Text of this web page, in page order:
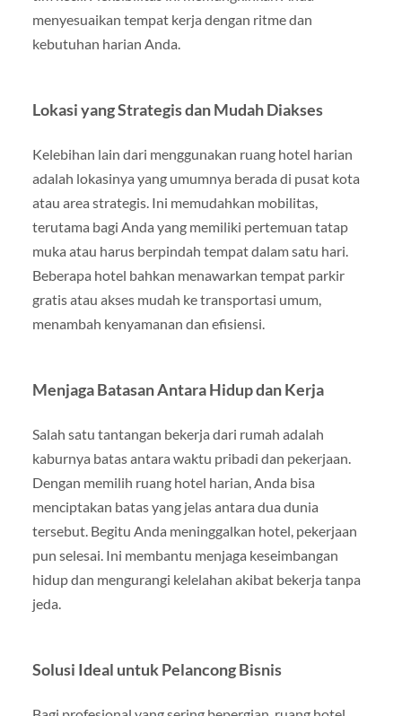
menyesuaikan tempat kerja dengan ritme dan
kebutuhan harian Anda.
Lokasi yang Strategis dan Mudah Diakses
Kelebihan lain dari menggunakan ruang hotel harian
adalah lokasinya yang umumnya berada di pusat kota
atau area strategis. Ini memudahkan mobilitas,
terutama bagi Anda yang memiliki pertemuan tatap
muka atau harus berpindah tempat dalam satu hari.
Beberapa hotel bahkan menawarkan tempat parkir
gratis atau akses mudah ke transportasi umum,
menambah kenyamanan dan efisiensi.
Menjaga Batasan Antara Hidup dan Kerja
Salah satu tantangan bekerja dari rumah adalah
kaburnya batas antara waktu pribadi dan pekerjaan.
Dengan memilih ruang hotel harian, Anda bisa
menciptakan batas yang jelas antara dua dunia
tersebut. Begitu Anda meninggalkan hotel, pekerjaan
pun selesai. Ini membantu menjaga keseimbangan
hidup dan mengurangi kelelahan akibat bekerja tanpa
jeda.
Solusi Ideal untuk Pelancong Bisnis